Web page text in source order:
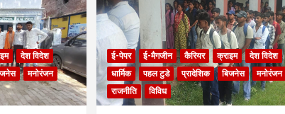
देश विदेश
मनोरंजन
ई-पेपर ई-मैगजीन कैरियर क्राइम
देश विदेश
धार्मिक
पहल टुडे प्रादेशिक बिजनेस
मनोरंजन
राजनीति
विविध